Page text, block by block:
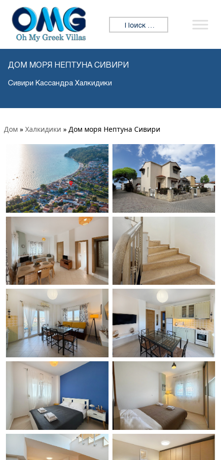
Искать:
ДОМ МОРЯ НЕПТУНА СИВИРИ
Сивири Кассандра Халкидики
Дом » Халкидики » Дом моря Нептуна Сивири